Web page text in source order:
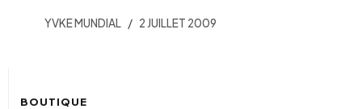
YVKE MUNDIAL 2 JUILLET 2009
BOUTIQUE